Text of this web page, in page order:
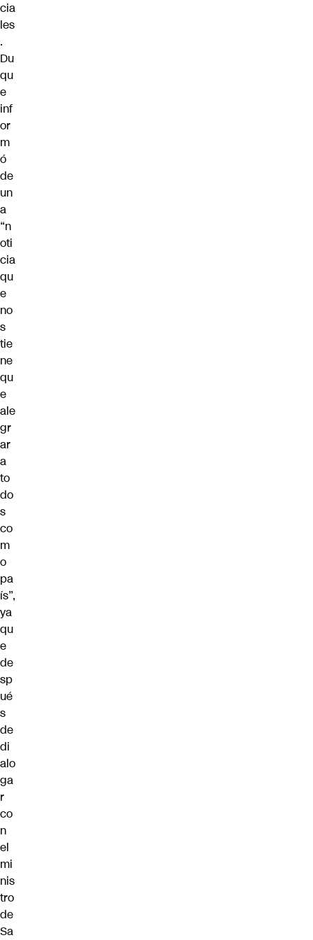
cia
les
.
Du
qu
e
inf
or
m
ó
de
un
a
“n
oti
cia
qu
e
no
s
tie
ne
qu
e
ale
gr
ar
a
to
do
s
co
m
o
pa
ís”,
ya
qu
e
de
sp
ué
s
de
di
alo
ga
r
co
n
el
mi
nis
tro
de
Sa